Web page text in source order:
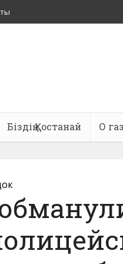
Біздің Қостанай О